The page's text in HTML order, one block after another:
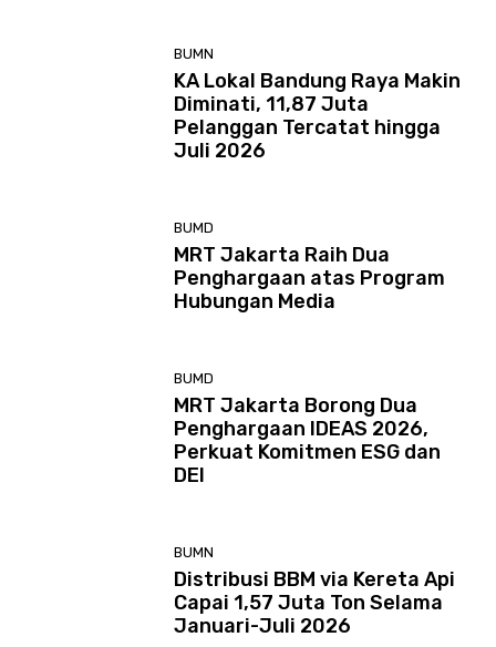
BUMN
KA Lokal Bandung Raya Makin
Diminati, 11,87 Juta
Pelanggan Tercatat hingga
Juli 2026
BUMD
MRT Jakarta Raih Dua
Penghargaan atas Program
Hubungan Media
BUMD
MRT Jakarta Borong Dua
Penghargaan IDEAS 2026,
Perkuat Komitmen ESG dan
DEI
BUMN
Distribusi BBM via Kereta Api
Capai 1,57 Juta Ton Selama
Januari-Juli 2026